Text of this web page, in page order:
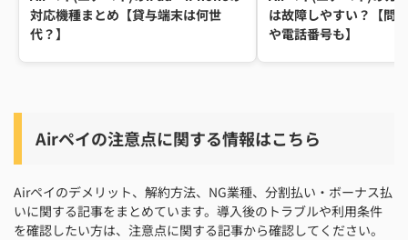
対応機種まとめ【貸与端末は何世
代？】
は故障しやすい？【問
や電話番号も】
Airペイの注意点に関する情報はこちら
Airペイのデメリット、解約方法、NG業種、分割払い・ボーナス払
いに関する記事をまとめています。導入後のトラブルや利用条件
を確認したい方は、注意点に関する記事から確認してください。